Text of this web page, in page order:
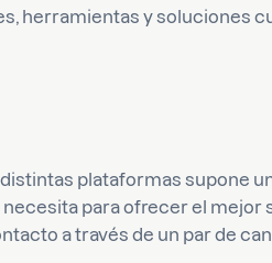
herramientas y soluciones
plataformas supone
para ofrecer el mejor
a través de un par de